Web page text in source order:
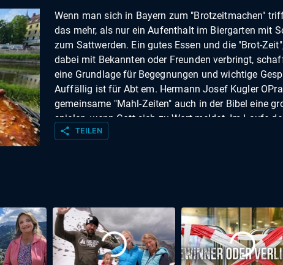
Wenn man sich in Bayern zum "Brotzeitmachen"
das mehr, als nur ein Aufenthalt im Biergarten mit
zum Sattwerden. Ein gutes Essen und die "Brot-
dabei mit Bekannten oder Freunden verbringt,
eine Grundlage für Begegnungen und wichtige
Auffällig ist für Abt em. Hermann Josef Kugler
gemeinsame "Mahl-Zeiten" auch in der Bibel eine
spielen, wenn Gott sich zu Wort meldet. Im Laufe
Kirchenjahres nehmen Christinnen und Christen
Mitmenschen werden wollen.
share TEILEN